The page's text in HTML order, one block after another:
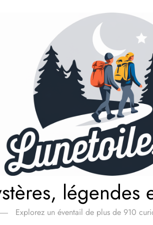
légendes
Explorez un éventail de plus de 910